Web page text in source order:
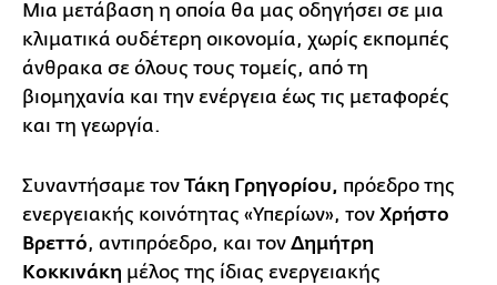
Μια μετάβαση η οποία θα μας οδηγήσει σε μια
κλιματικά ουδέτερη οικονομία, χωρίς εκπομπές
άνθρακα σε όλους τους τομείς, από τη
βιομηχανία και την ενέργεια έως τις μεταφορές
και τη γεωργία.
Συναντήσαμε τον Τάκη Γρηγορίου, πρόεδρο της
ενεργειακής κοινότητας «Υπερίων», τον Χρήστο
Βρεττό, αντιπρόεδρο, και τον Δημήτρη
Κοκκινάκη μέλος της ίδιας ενεργειακής